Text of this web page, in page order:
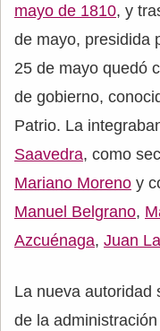
mayo de 1810, y
de mayo, presidida
25 de mayo quedó
de gobierno,
Patrio. La
Saavedra, como
Mariano Moreno y
Manuel Belgrano,
Azcuénaga, Juan
La nueva autoridad
de la